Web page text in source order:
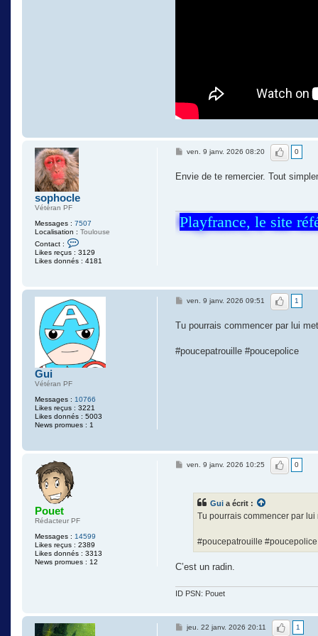
sophocle
Vétéran PF
Messages : 7507
Localisation : Toulouse
Contact :
n
t
t
e
s
o
p
h
l
Likes reçus : 3129
Likes donnés : 4181
ven. 9 janv. 2026 08:20 J'aime
0
Envie de te remercier. Tout
Playfrance, le site
Gui
Vétéran PF
Messages : 10766
Likes reçus : 3221
Likes donnés : 5003
News promues : 1
ven. 9 janv. 2026 09:51 J'aime
1
Tu pourrais commencer par lui
#poucepatrouille #poucepolice
Pouet
Rédacteur PF
Messages : 14599
Likes reçus : 2389
Likes donnés : 3313
News promues : 12
ven. 9 janv. 2026 10:25 J'aime
0
Gui a écrit :
Tu pourrais commencer par lui
#poucepatrouille #poucepolice
C’est un radin.
ID PSN: Pouet
jeu. 22 janv. 2026 20:11 J'aime
1